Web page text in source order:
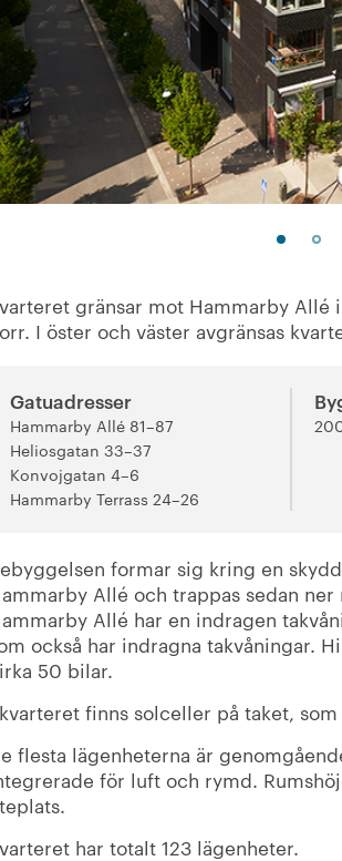
gränsar mot Hammarby Allé
I öster och väster avgränsas
Gatuadresser
Hammarby Allé 81–87
Heliosgatan 33–37
Konvojgatan 4–6
Hammarby Terrass 24–26
formar sig kring en
Allé och trappas sedan
Allé har en indragen
också har indragna takvåningar.
50 bilar.
finns solceller på taket,
flesta lägenheterna är
för luft och rymd.
har totalt 123 lägenheter.